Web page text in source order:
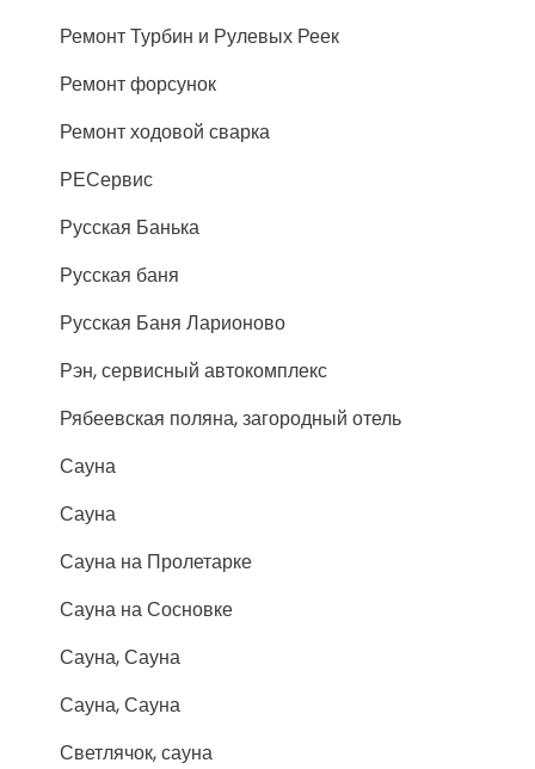
Ремонт Турбин и Рулевых Реек
Ремонт форсунок
Ремонт ходовой сварка
РЕСервис
Русская Банька
Русская баня
Русская Баня Ларионово
Рэн, сервисный автокомплекс
Рябеевская поляна, загородный отель
Сауна
Сауна
Сауна на Пролетарке
Сауна на Сосновке
Сауна, Сауна
Сауна, Сауна
Светлячок, сауна